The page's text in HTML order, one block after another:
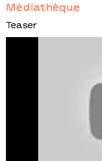
Médiathèque
Teaser